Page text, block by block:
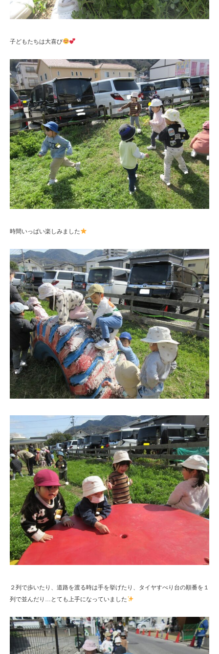
子どもたちは大喜び
時間いっぱい楽しみました
２列で歩いたり、道路を渡る時は手を挙げたり、タイヤすべり台の順番を１
列で並んだり…とても上手になっていました